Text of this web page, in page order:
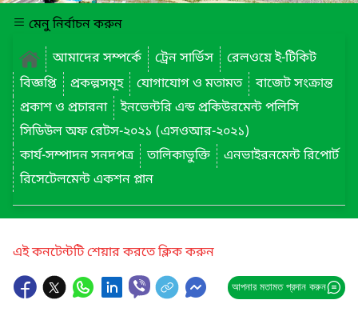
মেনু নির্বাচন করুন
আমাদের সম্পর্কে
ট্রেন সার্ভিস
রেলওয়ে ই-টিকিট
বিজ্ঞপ্তি
প্রকল্পসমূহ যোগাযোগ ও মতামত
বাজেট সংক্রান্ত
প্রকাশ ও প্রচারনা
ইনভেন্টরি এন্ড প্রকিউরমেন্ট পলিসি
সিডিউল অফ রেটস-২০২১ (এসওআর-২০২১)
কার্য-সম্পাদন সনদপত্র
তালিকাভুক্তি
এনভাইরনমেন্ট রিপোর্ট
রিসেটেলমেন্ট একশন প্লান
এই কনটেন্টটি শেয়ার করতে ক্লিক করুন
আপনার মতামত প্রদান করুন